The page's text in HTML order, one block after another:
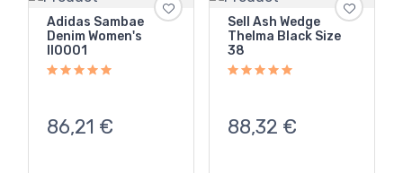
Adidas Sambae
Denim Women's
II0001
86,21 €
Sell Ash Wedge
Thelma Black Size
38
88,32 €